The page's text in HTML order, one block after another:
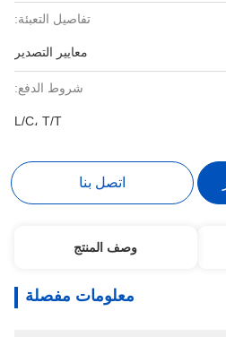
تفاصيل التعبئة:
معايير التصدير
شروط الدفع:
L/C، T/T
اتصل بنا
وصف المنتج
معلومات مفصلة